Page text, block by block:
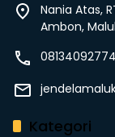
Nania Atas,
Ambon,
Kategori